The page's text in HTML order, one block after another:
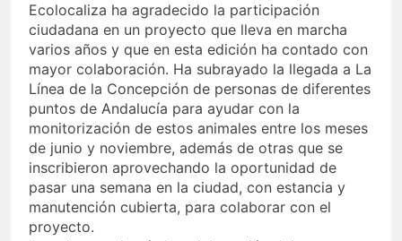
Ecolocaliza ha agradecido la participación
ciudadana en un proyecto que lleva en marcha
varios años y que en esta edición ha contado con
mayor colaboración. Ha subrayado la llegada a La
Línea de la Concepción de personas de diferentes
puntos de Andalucía para ayudar con la
monitorización de estos animales entre los meses
de junio y noviembre, además de otras que se
inscribieron aprovechando la oportunidad de
pasar una semana en la ciudad, con estancia y
manutención cubierta, para colaborar con el
proyecto.